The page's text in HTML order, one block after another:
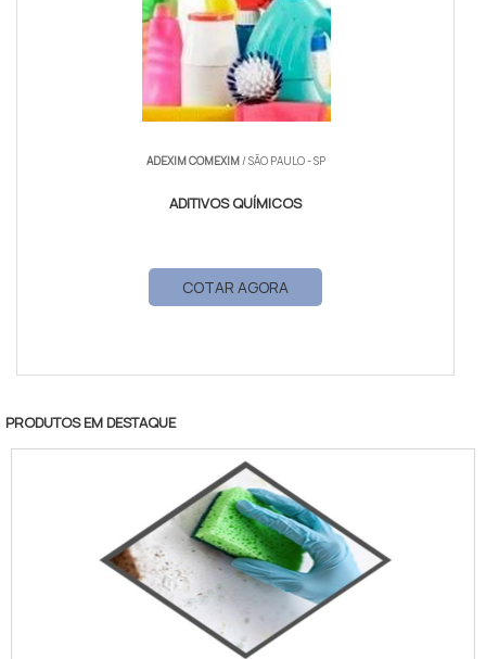
ADEXIM COMEXIM/ SÃO PAULO - SP
ADITIVOS QUÍMICOS
COTAR AGORA
PRODUTOS EM DESTAQUE